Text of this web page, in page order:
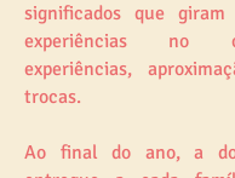
significados que
experiências no
experiências,
trocas.
Ao final do ano, a